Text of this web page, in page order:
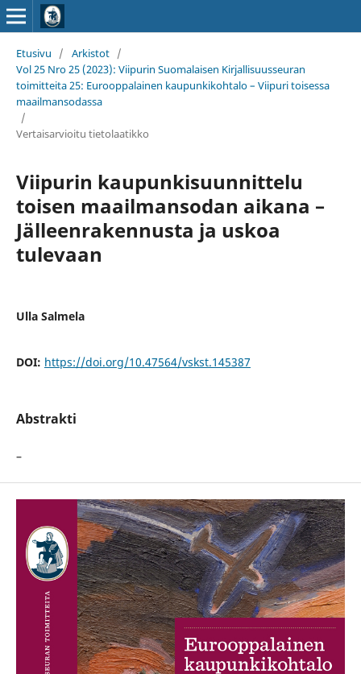
Etusivu / Arkistot /
Vol 25 Nro 25 (2023): Viipurin Suomalaisen Kirjallisuusseuran
toimitteita 25: Eurooppalainen kaupunkikohtalo – Viipuri toisessa
maailmansodassa
/
Vertaisarvioitu tietolaatikko
Viipurin kaupunkisuunnittelu
toisen maailmansodan aikana –
Jälleenrakennusta ja uskoa
tulevaan
Ulla Salmela
DOI: https://doi.org/10.47564/vskst.145387
Abstrakti
–